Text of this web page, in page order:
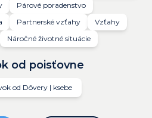
Párové poradenstvo
Partnerské vzťahy
Vzťahy
Náročné životné situácie
od poisťovne
od Dôvery | ksebe